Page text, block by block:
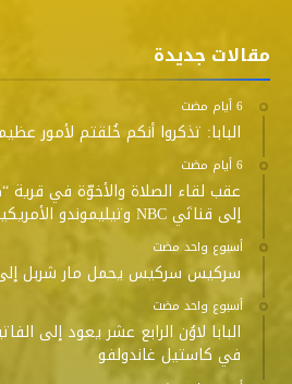
مقالات جديدة
البابا: تذكروا أنكم خُلقتم لأمور
عقب لقاء الصلاة والأخوّة في قرية
إلى قناتَي NBC وتيليموندو الأمريكيتين
‫‫‫‏‫أسبوع واحد مضت‬
سركيس سركيس يحمل مار شربل
‫‫‫‏‫أسبوع واحد مضت‬
البابا لاوُن الرابع عشر يعود إلى
في كاستيل غاندولفو